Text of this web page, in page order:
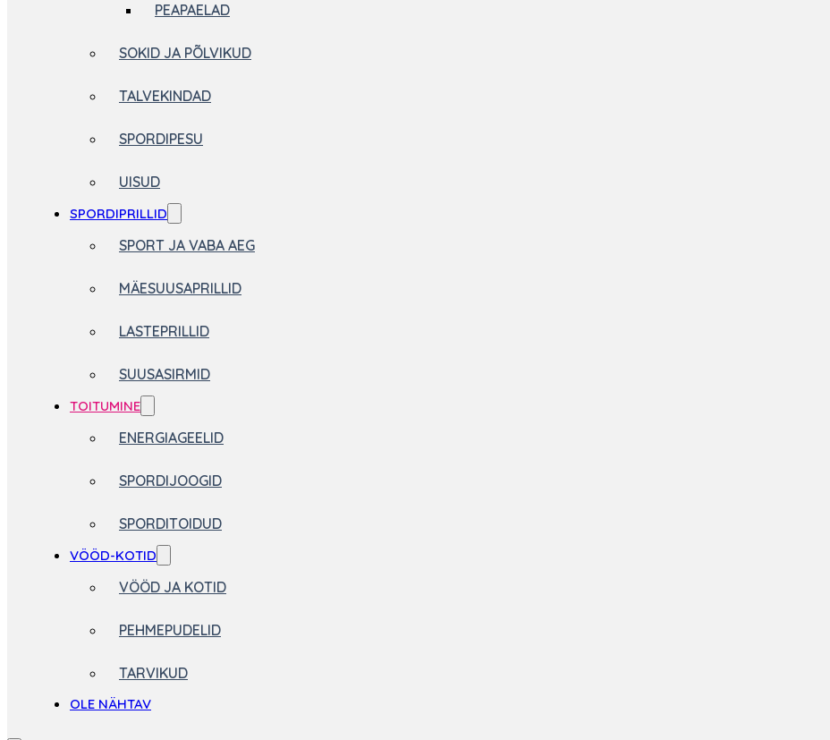
PEAPAELAD
SOKID JA PÕLVIKUD
TALVEKINDAD
SPORDIPESU
UISUD
SPORDIPRILLID
SPORT JA VABA AEG
MÄESUUSAPRILLID
LASTEPRILLID
SUUSASIRMID
TOITUMINE
ENERGIAGEELID
SPORDIJOOGID
SPORDITOIDUD
VÖÖD-KOTID
VÖÖD JA KOTID
PEHMEPUDELID
TARVIKUD
OLE NÄHTAV